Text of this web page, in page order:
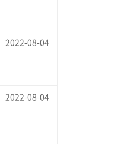
2022-08-04
2022-08-04